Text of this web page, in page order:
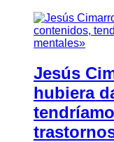
Jesús
hubiera